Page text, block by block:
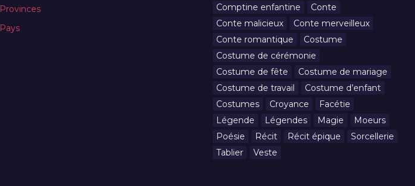
Provinces
Pays
Comptine enfantine
Conte
Conte malicieux
Conte merveilleux
Conte romantique
Costume
Costume de cérémonie
Costume de fête
Costume de mariage
Costume de travail
Costume d’enfant
Costumes
Croyance
Facétie
Légende
Légendes Magie
Moeurs
Poésie
Récit Récit épique
Sorcellerie
Tablier
Veste